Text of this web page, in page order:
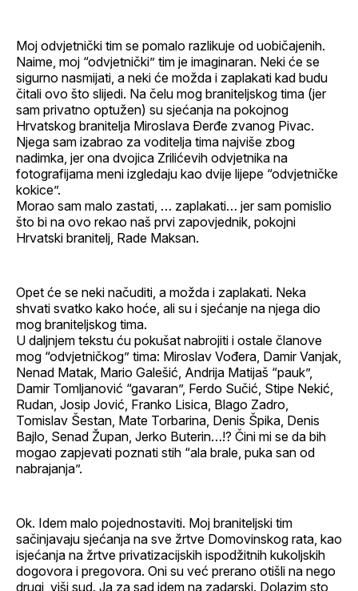
Moj odvjetnički tim se pomalo razlikuje od uobičajenih.
Naime, moj “odvjetnički” tim je imaginaran. Neki će se
sigurno nasmijati, a neki će možda i zaplakati kad budu
čitali ovo što slijedi. Na čelu mog braniteljskog tima (jer
sam privatno optužen) su sjećanja na pokojnog
Hrvatskog branitelja Miroslava Đerđe zvanog Pivac.
Njega sam izabrao za voditelja tima najviše zbog
nadimka, jer ona dvojica Zrilićevih odvjetnika na
fotografijama meni izgledaju kao dvije lijepe “odvjetničke
kokice”.
Morao sam malo zastati, … zaplakati… jer sam pomislio
što bi na ovo rekao naš prvi zapovjednik, pokojni
Hrvatski branitelj, Rade Maksan.
Opet će se neki načuditi, a možda i zaplakati. Neka
shvati svatko kako hoće, ali su i sjećanje na njega dio
mog braniteljskog tima.
U daljnjem tekstu ću pokušat nabrojiti i ostale članove
mog “odvjetničkog” tima: Miroslav Vođera, Damir Vanjak,
Nenad Matak, Mario Galešić, Andrija Matijaš “pauk”,
Damir Tomljanović “gavaran”, Ferdo Sučić, Stipe Nekić,
Rudan, Josip Jović, Franko Lisica, Blago Zadro,
Tomislav Šestan, Mate Torbarina, Denis Špika, Denis
Bajlo, Senad Župan, Jerko Buterin…!? Čini mi se da bih
mogao zapjevati poznati stih “ala brale, puka san od
nabrajanja”.
Ok. Idem malo pojednostaviti. Moj braniteljski tim
sačinjavaju sjećanja na sve žrtve Domovinskog rata, kao
isjećanja na žrtve privatizacijskih ispodžitnih kukoljskih
dogovora i pregovora. Oni su već prerano otišli na nego
drugi, viši sud. Ja za sad idem na zadarski. Dolazim sto